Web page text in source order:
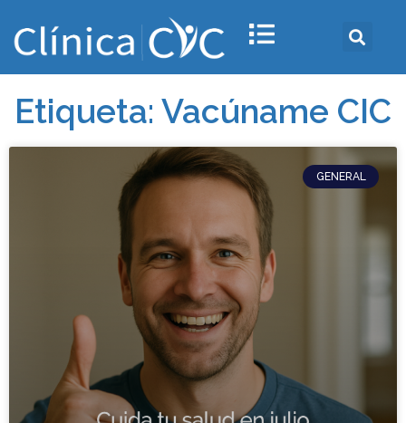
Etiqueta: Vacúname CIC
GENERAL